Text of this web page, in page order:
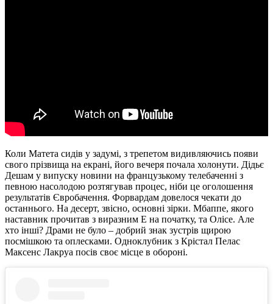
Коли Матета сидів у задумі, з трепетом видивляючись появи
свого прізвища на екрані, його вечеря почала холонути. Дідьє
Дешам у випуску новини на французькому телебаченні з
певною насолодою розтягував процес, ніби це оголошення
результатів Євробачення. Форвардам довелося чекати до
останнього. На десерт, звісно, основні зірки. Мбаппе, якого
наставник прочитав з виразним Е на початку, та Олісе. Але
хто інші? Драми не було – добрий знак зустрів щирою
посмішкою та оплесками. Одноклубник з Крістал Пелас
Максенс Лакруа посів своє місце в обороні.